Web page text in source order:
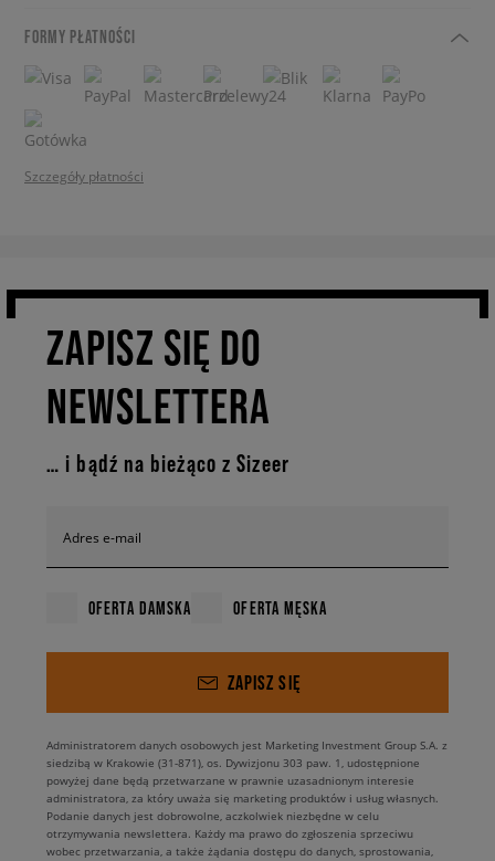
FORMY PŁATNOŚCI
Szczegóły płatności
ZAPISZ SIĘ DO
NEWSLETTERA
… i bądź na bieżąco z Sizeer
Adres e-mail
OFERTA DAMSKA OFERTA MĘSKA
ZAPISZ SIĘ
Administratorem danych osobowych jest Marketing Investment Group S.A. z
siedzibą w Krakowie (31-871), os. Dywizjonu 303 paw. 1, udostępnione
powyżej dane będą przetwarzane w prawnie uzasadnionym interesie
administratora, za który uważa się marketing produktów i usług własnych.
Podanie danych jest dobrowolne, aczkolwiek niezbędne w celu
otrzymywania newslettera. Każdy ma prawo do zgłoszenia sprzeciwu
wobec przetwarzania, a także żądania dostępu do danych, sprostowania,